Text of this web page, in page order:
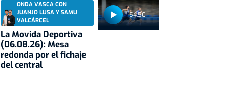
54:50
ONDA VASCA CON
JUANJO LUSA Y SAMU
VALCÁRCEL
La Movida Deportiva
(06.08.26): Mesa
redonda por el fichaje
del central